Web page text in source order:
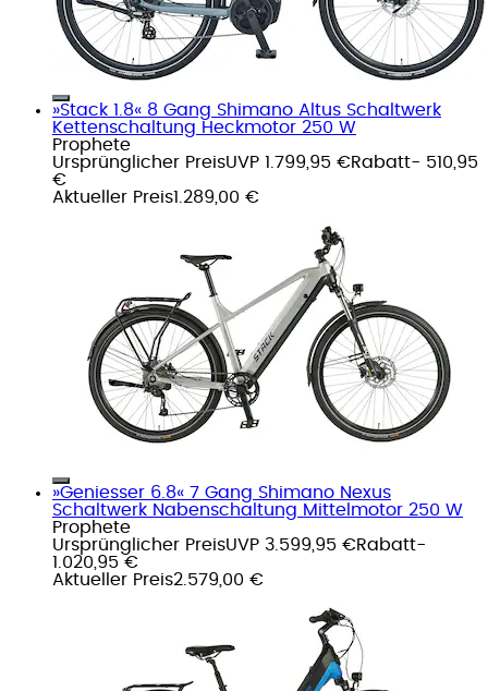
»Stack 1.8« 8 Gang Shimano Altus Schaltwerk
Kettenschaltung Heckmotor 250 W
Prophete
Ursprünglicher PreisUVP 1.799,95 €Rabatt- 510,95
€
Aktueller Preis1.289,00 €
»Geniesser 6.8« 7 Gang Shimano Nexus
Schaltwerk Nabenschaltung Mittelmotor 250 W
Prophete
Ursprünglicher PreisUVP 3.599,95 €Rabatt-
1.020,95 €
Aktueller Preis2.579,00 €